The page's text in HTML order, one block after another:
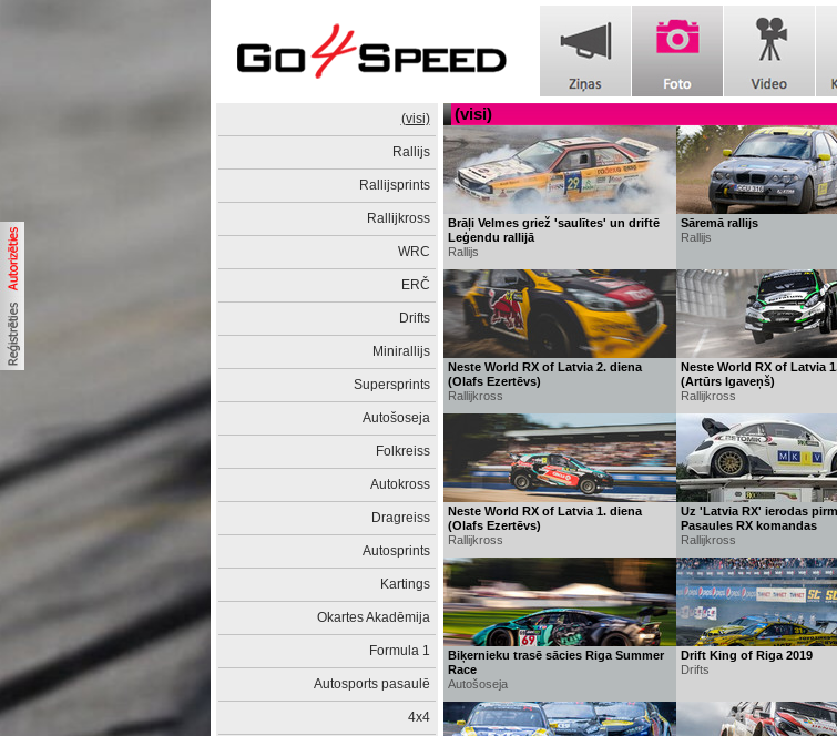
(visi)
Rallijs
Rallijsprints
Rallijkross
WRC
ERČ
Drifts
Minirallijs
Supersprints
Autošoseja
Folkreiss
Autokross
Dragreiss
Autosprints
Kartings
Okartes Akadēmija
Formula 1
Autosports pasaulē
4x4
(visi)
Brāļi Velmes griež 'saulītes' un driftē
Leģendu rallijā
Rallijs
Sāremā rallijs
Rallijs
Neste World RX of Latvia 2. diena
(Olafs Ezertēvs)
Rallijkross
Neste World RX of Latvia
(Artūrs Igaveņš)
Rallijkross
Neste World RX of Latvia 1. diena
(Olafs Ezertēvs)
Rallijkross
Uz 'Latvia RX' ierodas
Pasaules RX komandas
Rallijkross
Biķernieku trasē sācies Riga Summer
Race
Autošoseja
Drift King of Riga 2019
Drifts